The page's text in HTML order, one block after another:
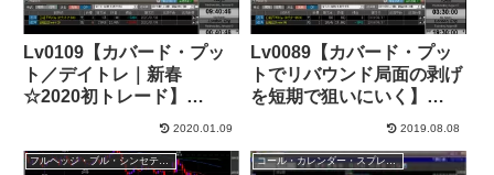
Lv0109【カバード・プッ
ト／デイトレ｜新春
☆2020初トレード】
2020.01.09
Lv0089【カバード・プッ
トでリバウンド局面の剥げ
を短期で狙いにいく】
2019.08.08
フルヘッジ・ブル・シンセティック コール・カレンダー・スプレッド